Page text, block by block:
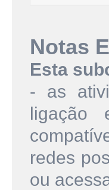
Notas
Esta
- as
ligação
redes
ou